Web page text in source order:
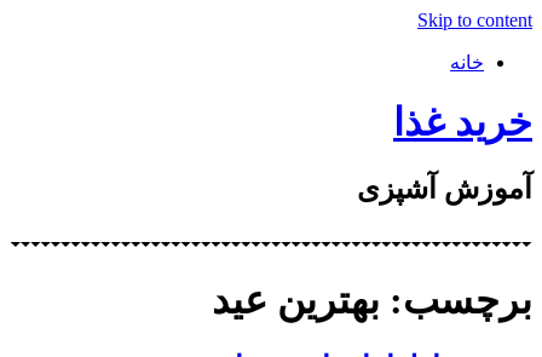
Skip to content
خانه
خرید غذا
آموزش آشپزی
برچسب: بهترین عید